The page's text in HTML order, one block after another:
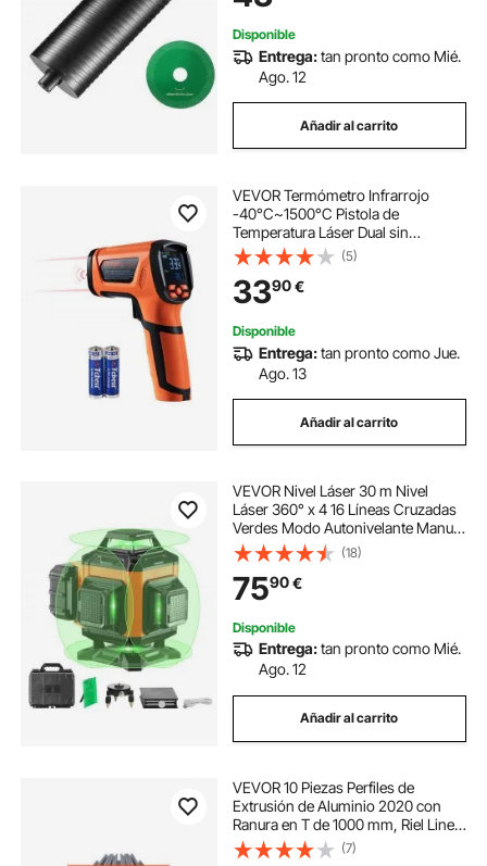
soldadura láser
Disponible
Entrega:tan pronto como Mié.
Ago. 12
Añadir al carrito
VEVOR Termómetro Infrarrojo
-40°C~1500°C Pistola de
Temperatura Láser Dual sin
Contacto Pistola de Temperatura
Infrarroja de Mano con Emisividad
Ajustable para Fusión de
Metal/Motor (No para Humanos)
(5)
3390€
Disponible
Entrega:tan pronto como Jue.
Ago. 13
Añadir al carrito
VEVOR Nivel Láser 30 m Nivel
Láser 360° x 4 16 Líneas Cruzadas
Verdes Modo Autonivelante Manual
Longitud de Onda Láser 520 nm ±
10 nm Precisión de 0,28 cm a 10 m
Trabajo Continuo 5 h con Batería
(18)
7590€
Disponible
Entrega:tan pronto como Mié.
Ago. 12
Añadir al carrito
VEVOR 10 Piezas Perfiles de
Extrusión de Aluminio 2020 con
Ranura en T de 1000 mm, Riel Lineal
Anodizado de Alta Resistencia para
Impresora 3D, Máquina CNC (DIY),
(7)